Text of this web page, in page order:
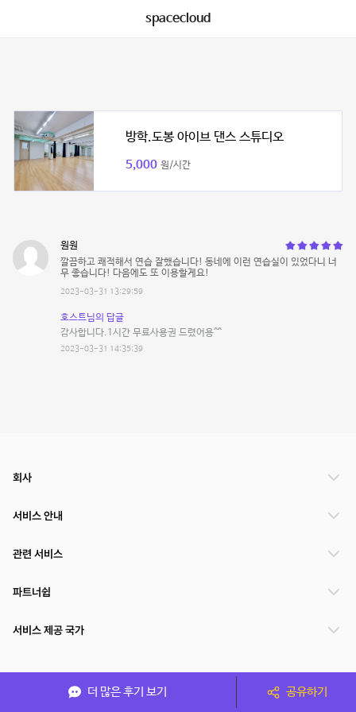
spacecloud
방학.도봉 아이브 댄스 스튜디오
5,000 원/시간
원원
깔끔하고 쾌적해서 연습 잘했습니다! 동네에 이런 연습실이 있었다니 너
무 좋습니다! 다음에도 또 이용할게요!
2023-03-31 13:29:59
호스트님의 답글
감사합니다.1시간 무료사용권 드렸어용^^
2023-03-31 14:35:39
더 많은 후기 보기 공유하기
회사
서비스 안내
관련 서비스
파트너쉽
서비스 제공 국가
(주)NSPACE 사업자정보